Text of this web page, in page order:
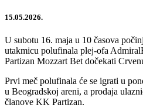
15.05.2026.
U subotu 16. maja u 10 časova
utakmicu polufinala plej-ofa
Partizan Mozzart Bet dočekati
Prvi meč polufinala će se igrati u
u Beogradskoj areni, a prodaja
članove KK Partizan.